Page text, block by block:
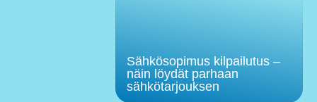
Sähkösopimus kilpailutus –
näin löydät parhaan
sähkötarjouksen